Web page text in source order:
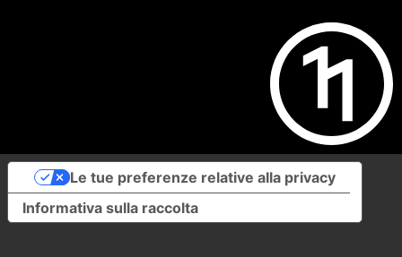
Informativa sulla raccolta
Le tue preferenze relative alla privacy